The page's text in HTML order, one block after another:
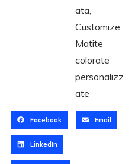
ata
Customize
Matite
colorate
personalizz
ate
Facebook Email
LinkedIn